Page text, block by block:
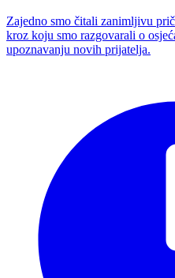
Zajedno smo čitali zanimljivu
kroz koju smo razgovarali o
upoznavanju novih prijatelja.